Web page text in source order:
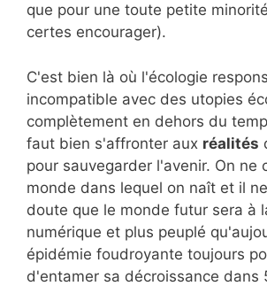
que pour une toute petite
certes encourager).
C'est bien là où l'écologie
incompatible avec des utopies
complètement en dehors du
faut bien s'affronter aux réalités
pour sauvegarder l'avenir. On ne
monde dans lequel on naît et il
doute que le monde futur sera à
numérique et plus peuplé
épidémie foudroyante toujours
d'entamer sa décroissance dans